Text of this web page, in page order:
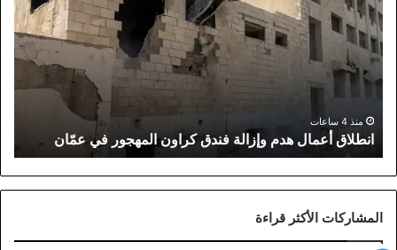
هدم
وإزالة
فندق
كراون
المهجور
عمّانمنذ 4 ساعات
انطلاق أعمال هدم وإزالة فندق كراون المهجور في عمّان
المشاركات الأكثر قراءة